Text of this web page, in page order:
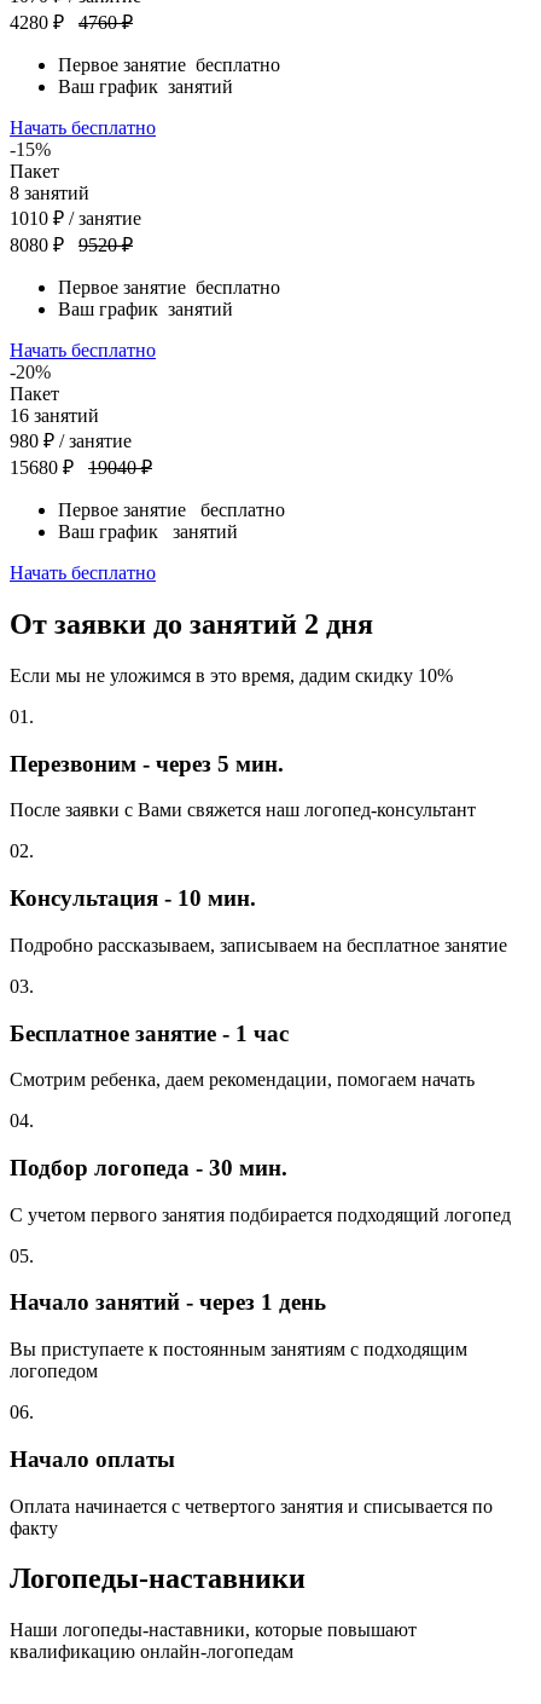
4280 ₽
4760 ₽
Первое занятие бесплатно
Ваш график занятий
Начать бесплатно
-15%
Пакет
8 занятий
1010 ₽ / занятие
8080 ₽
9520 ₽
Первое занятие бесплатно
Ваш график занятий
Начать бесплатно
-20%
Пакет
16 занятий
980 ₽ / занятие
15680 ₽
19040 ₽
Первое занятие бесплатно
Ваш график занятий
Начать бесплатно
От заявки до занятий 2 дня
Если мы не уложимся в это время, дадим скидку 10%
01.
Перезвоним - через 5 мин.
После заявки с Вами свяжется наш логопед-консультант
02.
Консультация - 10 мин.
Подробно рассказываем, записываем на бесплатное занятие
03.
Бесплатное занятие - 1 час
Смотрим ребенка, даем рекомендации, помогаем начать
04.
Подбор логопеда - 30 мин.
С учетом первого занятия подбирается подходящий логопед
05.
Начало занятий - через 1 день
Вы приступаете к постоянным занятиям с подходящим
логопедом
06.
Начало оплаты
Оплата начинается с четвертого занятия и списывается по
факту
Логопеды-наставники
Наши логопеды-наставники, которые повышают
квалификацию онлайн-логопедам